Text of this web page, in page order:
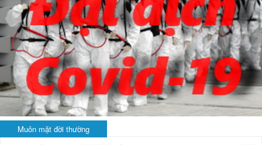
Muôn mặt đời thường